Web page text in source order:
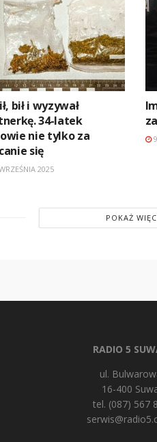
bił i wyzywał
34-latek
nie tylko za
się
2025
9
POKAŻ
RADIO 5
ul.
16-400
tel. (087) 567